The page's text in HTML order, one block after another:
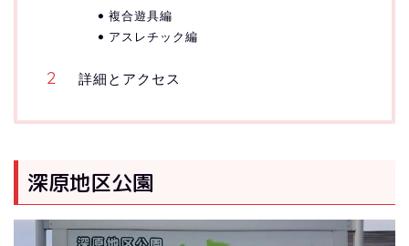
複合遊具編
アスレチック編
詳細とアクセス
深原地区公園